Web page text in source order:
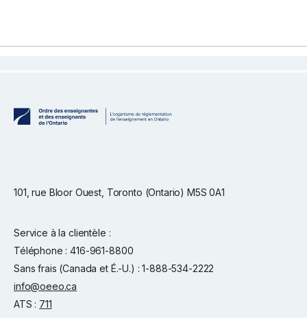
101, rue Bloor Ouest, Toronto (Ontario) M5S 0A1
Service à la clientèle :
Téléphone : 416-961-8800
Sans frais (Canada et É.-U.) : 1-888-534-2222
info@oeeo.ca
ATS : 711